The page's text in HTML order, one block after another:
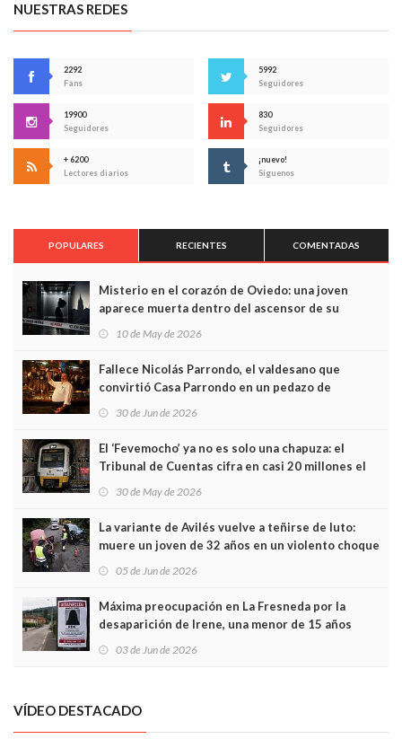
NUESTRAS REDES
2292
Fans
5992
Seguidores
19900
Seguidores
830
Seguidores
+ 6200
Lectores diarios
¡nuevo!
Síguenos
POPULARES RECIENTES COMENTADAS
Misterio en el corazón de Oviedo: una joven
aparece muerta dentro del ascensor de su
edificio y las cámaras captan sus últimos minutos
10 de May de 2026
Fallece Nicolás Parrondo, el valdesano que
convirtió Casa Parrondo en un pedazo de
Asturias en Madrid
30 de Jun de 2026
El ‘Fevemocho’ ya no es solo una chapuza: el
Tribunal de Cuentas cifra en casi 20 millones el
sobrecoste de los trenes que no cabían por los
30 de May de 2026
La variante de Avilés vuelve a teñirse de luto:
muere un joven de 32 años en un violento choque
frontal
05 de Jun de 2026
Máxima preocupación en La Fresneda por la
desaparición de Irene, una menor de 15 años
03 de Jun de 2026
VÍDEO DESTACADO